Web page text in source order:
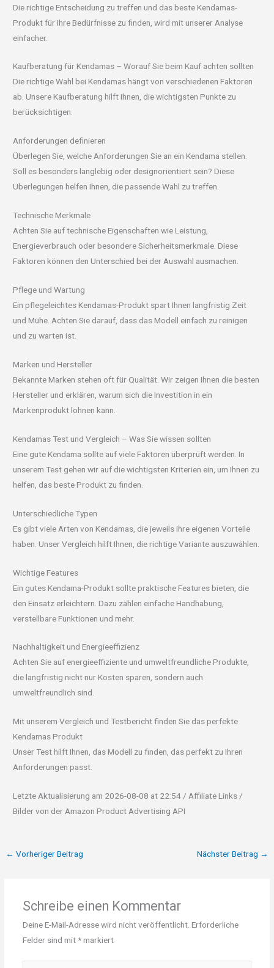
Die richtige Entscheidung zu treffen und das beste Kendamas-
Produkt für Ihre Bedürfnisse zu finden, wird mit unserer Analyse
einfacher.
Kaufberatung für Kendamas – Worauf Sie beim Kauf achten sollten
Die richtige Wahl bei Kendamas hängt von verschiedenen Faktoren
ab. Unsere Kaufberatung hilft Ihnen, die wichtigsten Punkte zu
berücksichtigen.
Anforderungen definieren
Überlegen Sie, welche Anforderungen Sie an ein Kendama stellen.
Soll es besonders langlebig oder designorientiert sein? Diese
Überlegungen helfen Ihnen, die passende Wahl zu treffen.
Technische Merkmale
Achten Sie auf technische Eigenschaften wie Leistung,
Energieverbrauch oder besondere Sicherheitsmerkmale. Diese
Faktoren können den Unterschied bei der Auswahl ausmachen.
Pflege und Wartung
Ein pflegeleichtes Kendamas-Produkt spart Ihnen langfristig Zeit
und Mühe. Achten Sie darauf, dass das Modell einfach zu reinigen
und zu warten ist.
Marken und Hersteller
Bekannte Marken stehen oft für Qualität. Wir zeigen Ihnen die besten
Hersteller und erklären, warum sich die Investition in ein
Markenprodukt lohnen kann.
Kendamas Test und Vergleich – Was Sie wissen sollten
Eine gute Kendama sollte auf viele Faktoren überprüft werden. In
unserem Test gehen wir auf die wichtigsten Kriterien ein, um Ihnen zu
helfen, das beste Produkt zu finden.
Unterschiedliche Typen
Es gibt viele Arten von Kendamas, die jeweils ihre eigenen Vorteile
haben. Unser Vergleich hilft Ihnen, die richtige Variante auszuwählen.
Wichtige Features
Ein gutes Kendama-Produkt sollte praktische Features bieten, die
den Einsatz erleichtern. Dazu zählen einfache Handhabung,
verstellbare Funktionen und mehr.
Nachhaltigkeit und Energieeffizienz
Achten Sie auf energieeffiziente und umweltfreundliche Produkte,
die langfristig nicht nur Kosten sparen, sondern auch
umweltfreundlich sind.
Mit unserem Vergleich und Testbericht finden Sie das perfekte
Kendamas Produkt
Unser Test hilft Ihnen, das Modell zu finden, das perfekt zu Ihren
Anforderungen passt.
Letzte Aktualisierung am 2026-08-08 at 22:54 / Affiliate Links /
Bilder von der Amazon Product Advertising API
← Vorheriger Beitrag Nächster Beitrag →
Schreibe einen Kommentar
Deine E-Mail-Adresse wird nicht veröffentlicht. Erforderliche
Felder sind mit*markiert